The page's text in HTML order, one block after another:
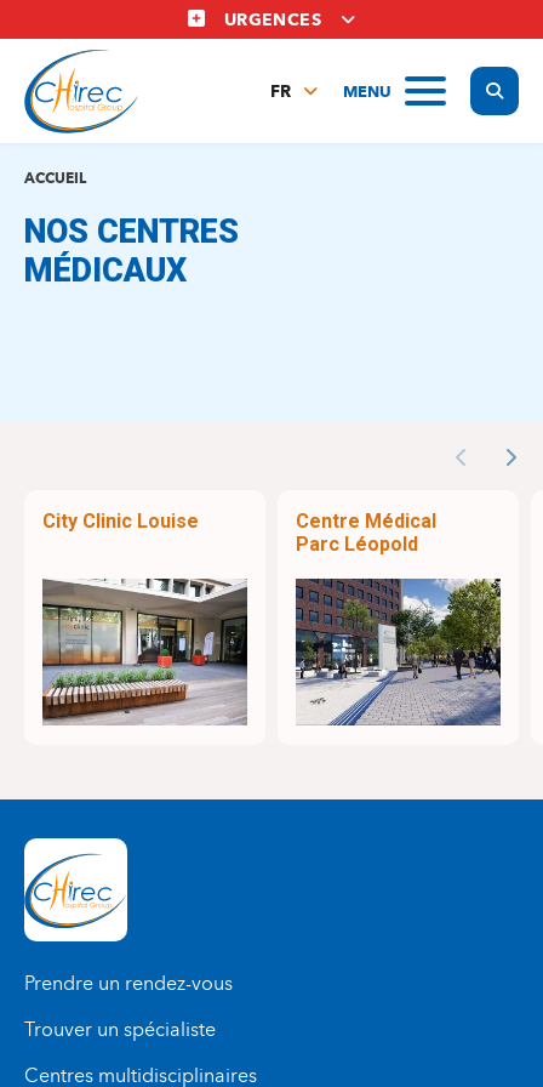
au
contenu
principal
URGENCES
MENU
FR
ACCUEIL
NOS CENTRES
MÉDICAUX
Previous
City Clinic Louise
Centre Médical
Parc Léopold
Prendre un rendez-vous
Trouver un spécialiste
Centres multidisciplinaires